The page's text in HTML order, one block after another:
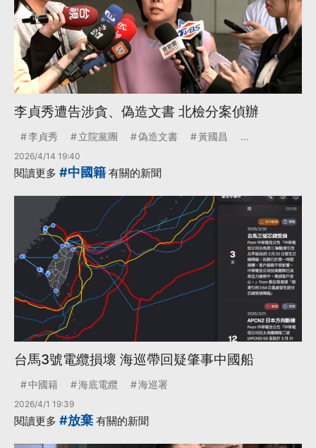
李貞秀遭告涉貪、偽造文書 北檢分案偵辦
李貞秀 立院黨團 偽造文書 黃國昌 ...
2026/4/14 19:40
閱讀更多 #中國籍 有關的新聞
台馬3號電纜損壞 海巡帶回疑肇事中國船
中國籍 海底電纜 海巡署
2026/4/1 19:39
閱讀更多 #放棄 有關的新聞